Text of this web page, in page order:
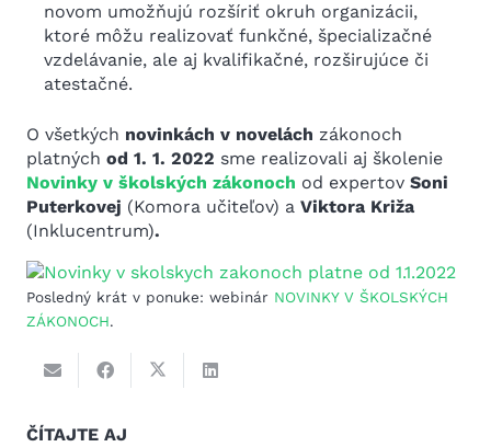
novom umožňujú rozšíriť okruh organizácii,
ktoré môžu realizovať funkčné, špecializačné
vzdelávanie, ale aj kvalifikačné, rozširujúce či
atestačné.
O všetkých novinkách v novelách zákonoch
platných od 1. 1. 2022 sme realizovali aj školenie
Novinky v školských zákonoch od expertov Soni
Puterkovej (Komora učiteľov) a Viktora Križa
(Inklucentrum).
Posledný krát v ponuke: webinár NOVINKY V ŠKOLSKÝCH
ZÁKONOCH.
ČÍTAJTE AJ